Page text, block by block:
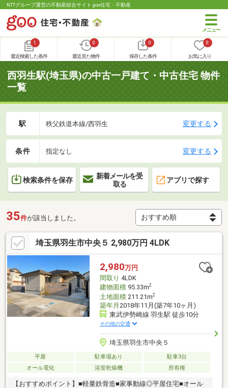
NTTグループ運営の不動産総合サイト goo住宅・不動産
1
最近検索した条件
0
最近見た物件
0
保存した条件
0
お気に入り
西羽生駅(埼玉県)の中古一戸建て・中古住宅 物件
一覧
駅 秩父鉄道本線/西羽生 変更する
条件 指定なし 変更する
検索条件を保存
新着メールを受
取る
アプリで探す
35件が該当しました。
埼玉県羽生市中央５ 2,980万円 4LDK
2,980万円
間取り 4LDK
建物面積95.33m2
土地面積211.21m2
築年月 2018年11月(築7年10ヶ月)
東武伊勢崎線 羽生駅 徒歩10分
その他の交通
埼玉県羽生市中央５
平屋 駐車場あり
駐車3台
オール電化
浴室乾燥機 所有権
【おすすめポイント】■軽量鉄骨造■家事動線◎平屋住宅■オール